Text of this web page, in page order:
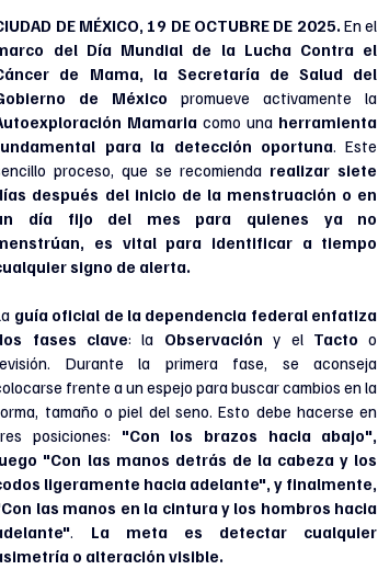
DE MÉXICO, 19 DE OCTUBRE DE 2025.
del Día Mundial de la Lucha Contra el
de Mama, la Secretaría de Salud del
de México
Mamaria como una herramienta
para la detección oportuna. Este
proceso, que se recomienda realizar siete
después del inicio de la menstruación o en
día fijo del mes para quienes ya no
es vital para identificar a tiempo
signo de alerta.
guía oficial de la dependencia federal enfatiza
fases clave: la Observación y el Tacto o
Durante la primera fase, se aconseja
frente a un espejo para buscar cambios en la
tamaño o piel del seno. Esto debe hacerse en
posiciones: "Con los brazos hacia abajo",
"Con las manos detrás de la cabeza y los
ligeramente hacia adelante", y finalmente,
las manos en la cintura y los hombros hacia
. La meta es detectar cualquier
o alteración visible.